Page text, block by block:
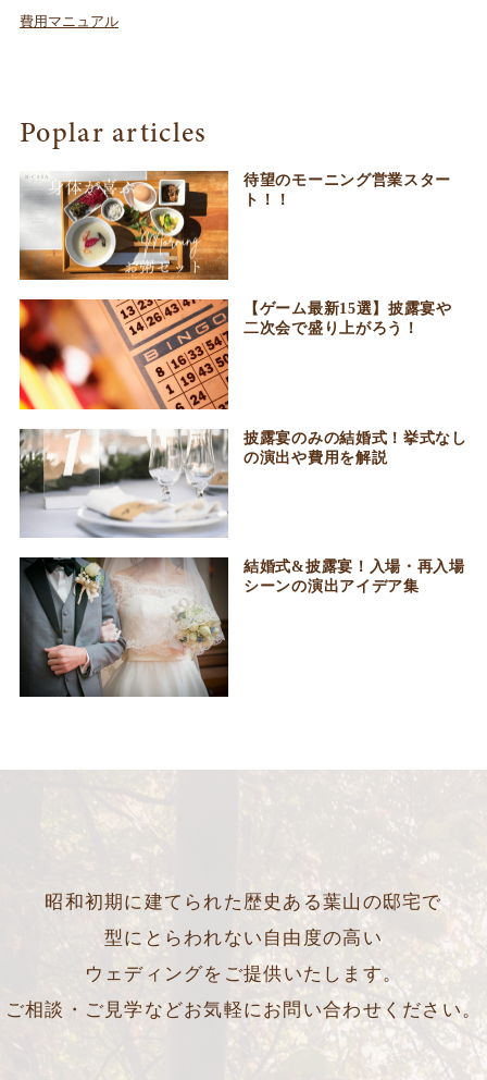
費用マニュアル
Poplar articles
待望のモーニング営業スター
ト！！
【ゲーム最新15選】披露宴や
二次会で盛り上がろう！
披露宴のみの結婚式！挙式なし
の演出や費用を解説
結婚式&披露宴！入場・再入場
シーンの演出アイデア集
昭和初期に建てられた歴史ある葉山の邸宅で
型にとらわれない自由度の高い
ウェディングをご提供いたします。
ご相談・ご見学などお気軽にお問い合わせください。